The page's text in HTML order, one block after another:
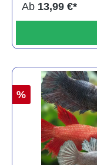
Ab 13,99 €*
%